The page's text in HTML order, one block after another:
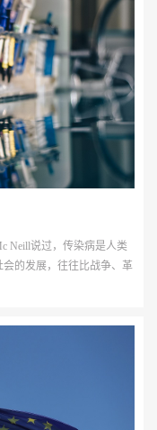
Neill说过，传染病是人类
的发展，往往比战争、革
和根基：人类自身、人类
一方面，传染病也催生了